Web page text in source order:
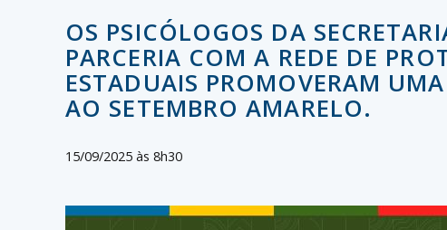
OS PSICÓLOGOS DA
PARCERIA COM A REDE DE
ESTADUAIS PROMOVERAM
AO SETEMBRO AMARELO.
15/09/2025 às 8h30